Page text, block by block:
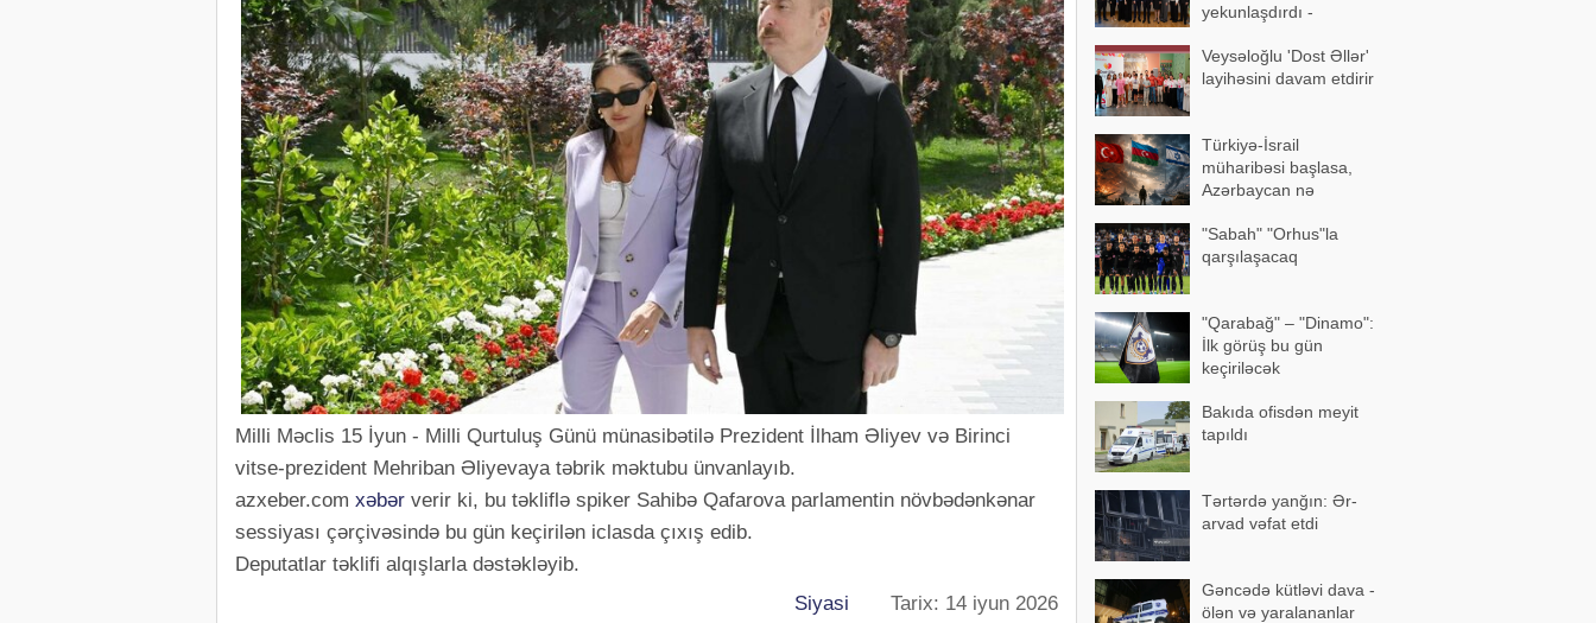
Milli Məclis 15 İyun - Milli Qurtuluş Günü münasibətilə Prezident İlham Əliyev və Birinci
vitse-prezident Mehriban Əliyevaya təbrik məktubu ünvanlayıb.
azxeber.com xəbər verir ki, bu təkliflə spiker Sahibə Qafarova parlamentin növbədənkənar
sessiyası çərçivəsində bu gün keçirilən iclasda çıxış edib.
Deputatlar təklifi alqışlarla dəstəkləyib.
Siyasi Tarix: 14 iyun 2026
yekunlaşdırdı -
Veysəloğlu 'Dost Əllər'
layihəsini davam etdirir
Türkiyə-İsrail
müharibəsi başlasa,
Azərbaycan nə
detallar bəlli oldu"Sabah" "Orhus"la
qarşılaşacaq
"Qarabağ" – "Dinamo":
İlk görüş bu gün
keçiriləcək
Bakıda ofisdən meyit
tapıldı
Tərtərdə yanğın: Ər-
arvad vəfat etdi
Gəncədə kütləvi dava -
ölən və yaralananlar